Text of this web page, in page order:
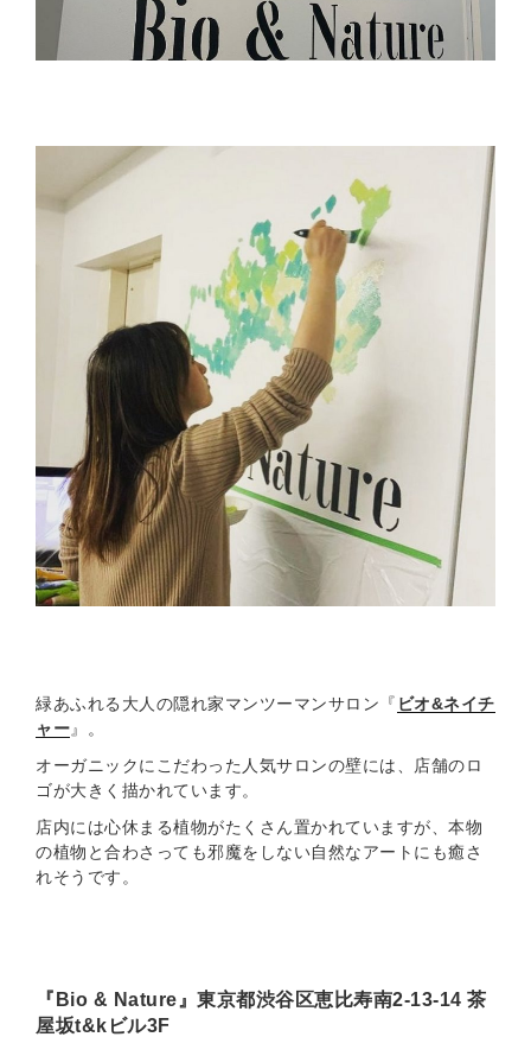
緑あふれる大人の隠れ家マンツーマンサロン『 ビオ&ネイチ
ャー』。
オーガニックにこだわった人気サロンの壁には、店舗のロ
ゴが大きく描かれています。
店内には心休まる植物がたくさん置かれていますが、本物
の植物と合わさっても邪魔をしない自然なアートにも癒さ
れそうです。
『Bio & Nature』東京都渋谷区恵比寿南2-13-14 茶
屋坂t&kビル3F